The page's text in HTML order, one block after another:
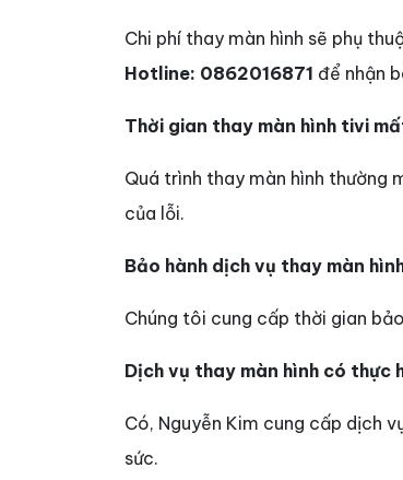
Chi phí thay màn hình sẽ phụ
Hotline: 0862016871 để nhận
Thời gian thay màn hình tivi
Quá trình thay màn hình thường
của lỗi.
Bảo hành dịch vụ thay màn
Chúng tôi cung cấp thời gian
Dịch vụ thay màn hình có thực
Có, Nguyễn Kim cung cấp dịch
sức.